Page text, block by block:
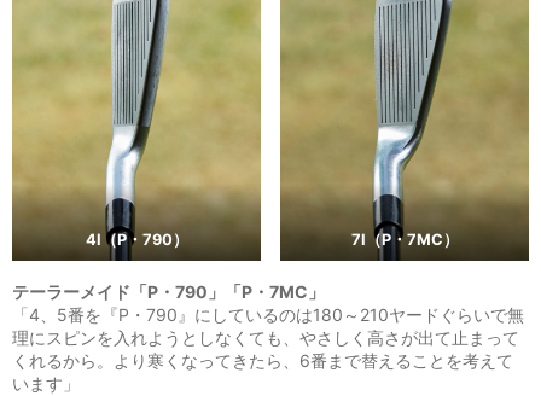
4I（P・790） 7I（P・7MC）
テーラーメイド「P・790」「P・7MC」
「4、5番を『P・790』にしているのは180～210ヤードぐらいで無
理にスピンを入れようとしなくても、やさしく高さが出て止まって
くれるから。より寒くなってきたら、6番まで替えることを考えて
います」